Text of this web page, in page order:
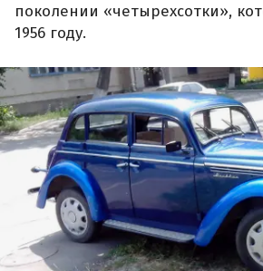
поколении «четырехсотки»,
1956 году.